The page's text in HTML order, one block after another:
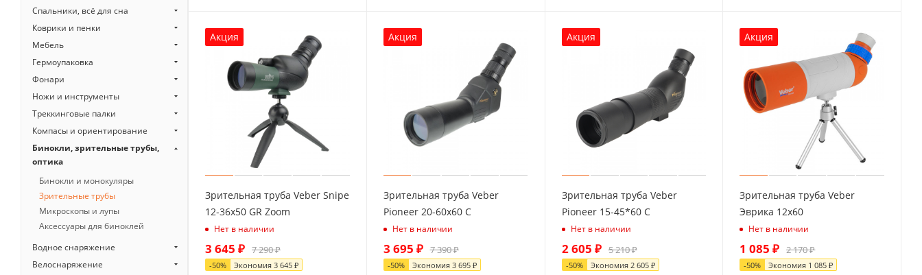
Акция
Зрительная труба Veber Snipe
12-36x50 GR Zoom
Нет в наличии
3 645 ₽ 7 290₽
-50% Экономия 3 645 ₽
Акция
Зрительная труба Veber
Pioneer 20-60x60 C
Нет в наличии
3 695 ₽ 7 390₽
-50% Экономия 3 695₽
Акция
Зрительная труба Veber
Pioneer 15-45*60 С
Нет в наличии
2 605 ₽ 5 210₽
-50% Экономия 2 605₽
Акция
Зрительная труба Veber
Эврика 12x60
Нет в наличии
1 085 ₽ 2 170₽
-50% Экономия 1 085 ₽
Спальники, всё для сна
Коврики и пенки
Мебель
Гермоупаковка
Фонари
Ножи и инструменты
Треккинговые палки
Компасы и ориентирование
Бинокли, зрительные трубы,
оптика
Бинокли и монокуляры
Зрительные трубы
Микроскопы и лупы
Аксессуары для биноклей
Водное снаряжение
Велоснаряжение